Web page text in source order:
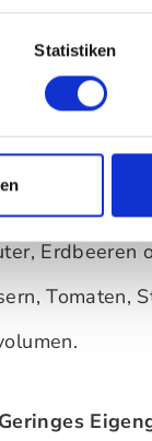
Statistiken
Erdbeeren
Tomaten,
Geringes